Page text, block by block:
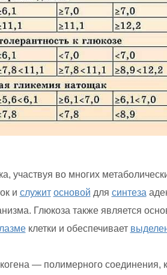
участвуя во многих
и служит основой для синтеза
Глюкоза также является
клетки и обеспечивает
— полимерного соединения,